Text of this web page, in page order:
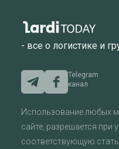
- все о логистике и
Telegram
канал
Использование любых
сайте, разрешается при
соответствующую